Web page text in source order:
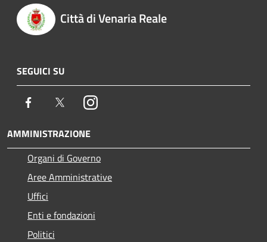
Città di Venaria Reale
SEGUICI SU
Facebook TwitterInstagram
AMMINISTRAZIONE
Organi di Governo
Aree Amministrative
Uffici
Enti e fondazioni
Politici